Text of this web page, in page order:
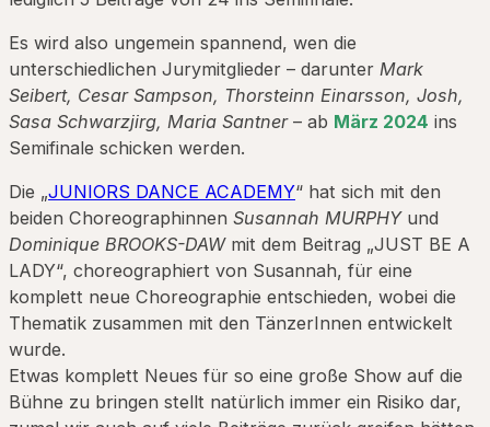
Es wird also ungemein spannend, wen die
unterschiedlichen Jurymitglieder – darunter Mark
Seibert, Cesar Sampson, Thorsteinn Einarsson, Josh,
Sasa Schwarzjirg, Maria Santner– ab März 2024 ins
Semifinale schicken werden.
Die „JUNIORS DANCE ACADEMY“ hat sich mit den
beiden Choreographinnen Susannah MURPHYund
Dominique BROOKS-DAWmit dem Beitrag „JUST BE A
LADY“, choreographiert von Susannah, für eine
komplett neue Choreographie entschieden, wobei die
Thematik zusammen mit den TänzerInnen entwickelt
wurde.
Etwas komplett Neues für so eine große Show auf die
Bühne zu bringen stellt natürlich immer ein Risiko dar,